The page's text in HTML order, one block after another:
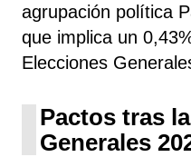
agrupación política
que implica un
Elecciones
Pactos tras
Generales